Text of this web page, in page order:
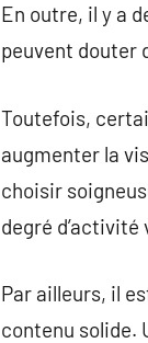
En outre, il y a
peuvent douter
Toutefois,
augmenter la
choisir
degré
Par ailleurs, il
contenu solide.